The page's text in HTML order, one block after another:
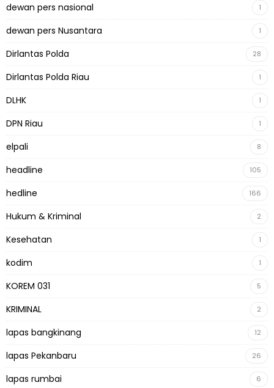
dewan pers nasional 1
dewan pers Nusantara 1
Dirlantas Polda 28
Dirlantas Polda Riau 1
DLHK 1
DPN Riau 1
elpali 8
headline 105
hedline 166
Hukum & Kriminal 2
Kesehatan 1
kodim 1
KOREM 031 5
KRIMINAL 2
lapas bangkinang 12
lapas Pekanbaru 26
lapas rumbai 6